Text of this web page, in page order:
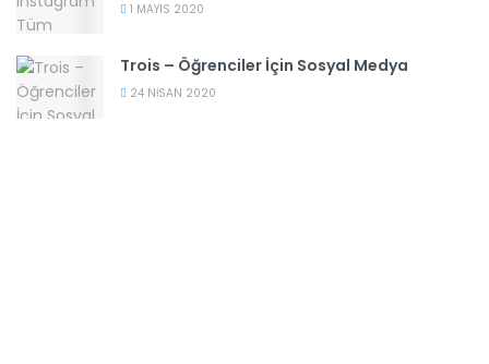
1 MAYIS 2020
Trois – Öğrenciler İçin Sosyal Medya
24 NISAN 2020